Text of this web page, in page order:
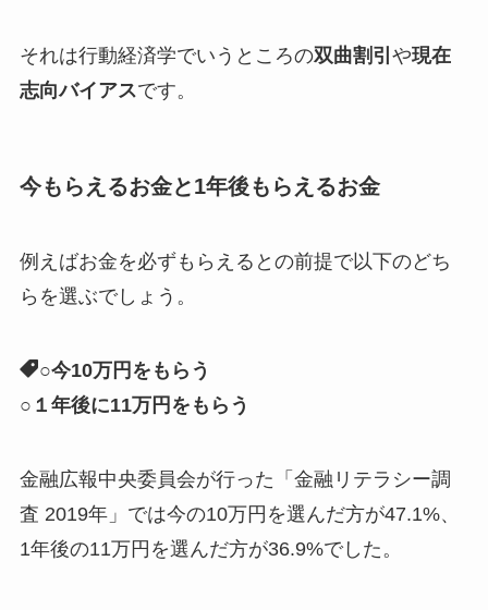
それは行動経済学でいうところの双曲割引 や現在
志向バイアスです。
今もらえるお金と1年後もらえるお金
例えばお金を必ずもらえるとの前提で以下のどち
らを選ぶでしょう。
○今10万円をもらう
○１年後に11万円をもらう
金融広報中央委員会が行った「金融リテラシー調
査 2019年」では今の10万円を選んだ方が47.1%、
1年後の11万円を選んだ方が36.9%でした。